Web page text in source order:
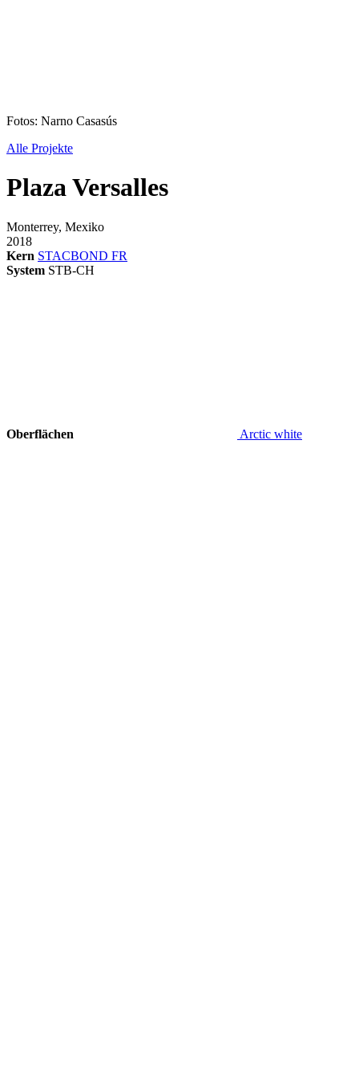
Fotos: Narno Casasús
Alle Projekte
Plaza Versalles
Monterrey, Mexiko
2018
Kern STACBOND FR
System STB-CH
Oberflächen Arctic white